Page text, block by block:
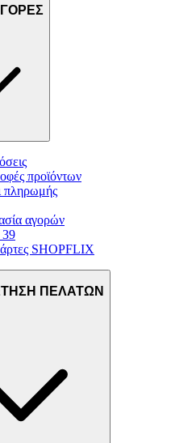
προϊόντων
πληρωμής
αγορών
SHOPFLIX
ΠΕΛΑΤΩΝ